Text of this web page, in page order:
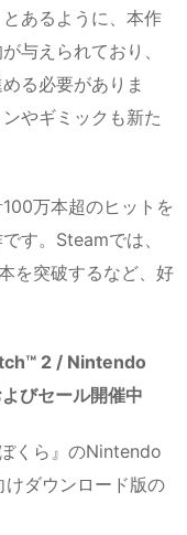
あるように、本作
与えられており、
る必要がありま
やギミックも新た
万本超のヒットを
す。Steamでは、
を突破するなど、好
2 / Nintendo
びセール開催中
くら』のNintendo
ダウンロード版の